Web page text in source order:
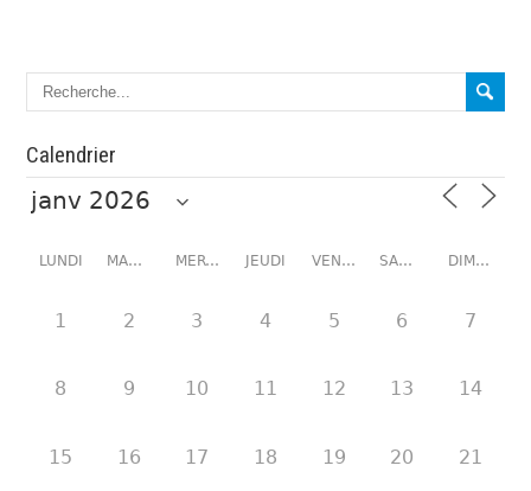
Calendrier
LUNDI MARDI MERCREDI JEUDI VENDREDI SAMEDI DIMANCHE
1 2 3 4 5 6 7
8 9 10 11 12 13 14
15 16 17 18 19 20 21